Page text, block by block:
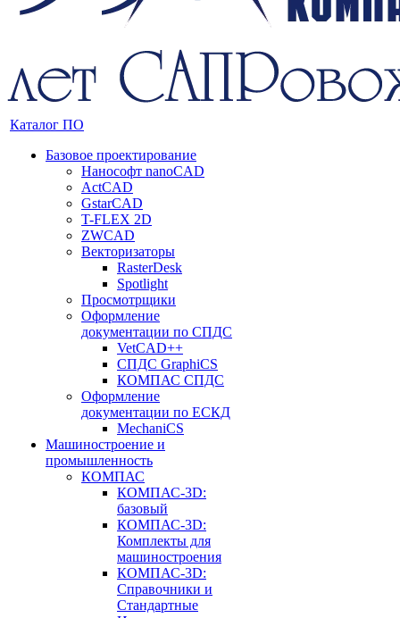
Каталог ПО
Базовое проектирование
Нанософт nanoCAD
ActCAD
GstarCAD
T-FLEX 2D
ZWCAD
Векторизаторы
RasterDesk
Spotlight
Просмотрщики
Оформление
документации по СПДС
VetCAD++
СПДС GraphiCS
КОМПАС СПДС
Оформление
документации по ЕСКД
MechaniCS
Машиностроение и
промышленность
КОМПАС
КОМПАС-3D:
базовый
КОМПАС-3D:
Комплекты для
машиностроения
КОМПАС-3D:
Справочники и
Стандартные